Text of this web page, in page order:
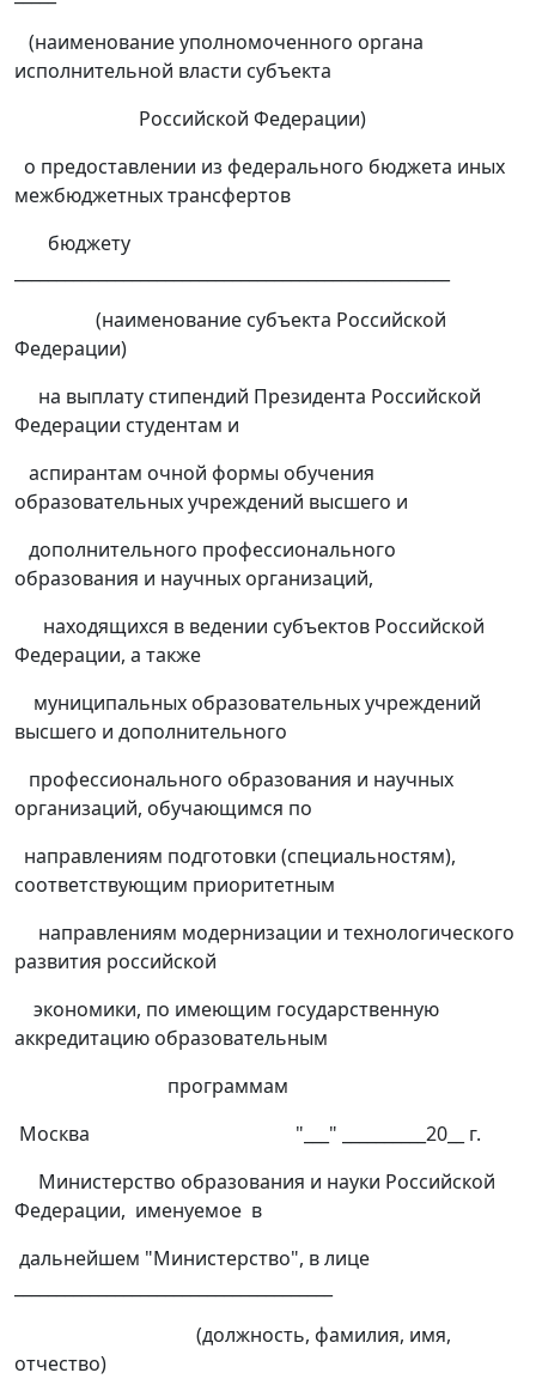
(наименование уполномоченного органа
исполнительной власти субъекта
Российской Федерации)
о предоставлении из федерального бюджета иных
межбюджетных трансфертов
бюджету
(наименование субъекта Российской
Федерации)
на выплату стипендий Президента Российской
Федерации студентам и
аспирантам очной формы обучения
образовательных учреждений высшего и
дополнительного профессионального
образования и научных организаций,
находящихся в ведении субъектов Российской
Федерации, а также
муниципальных образовательных учреждений
высшего и дополнительного
профессионального образования и научных
организаций, обучающимся по
направлениям подготовки (специальностям),
соответствующим приоритетным
направлениям модернизации и технологического
развития российской
экономики, по имеющим государственную
аккредитацию образовательным
программам
Москва "___" __________20__ г.
Министерство образования и науки Российской
Федерации, именуемое в
дальнейшем "Министерство", в лице
(должность, фамилия, имя,
отчество)